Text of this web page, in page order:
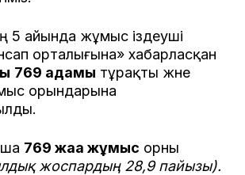
5 айында жұмыс іздеуші
орталығына» хабарласқан
769 адамы тұрақты және
орындарына
769 жаңа жұмыс орны
жоспардың 28,9 пайызы).